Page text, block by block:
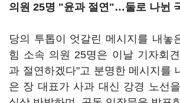
의원 25명 "윤과 절연"…둘로 나뉜
당의 투톱이 엇갈린 메시지를 내놓
힘 소속 의원 25명은 이날 기자회
과 절연하겠다"고 분명한 메시지를
은 장 대표가 사과 대신 강경 노선